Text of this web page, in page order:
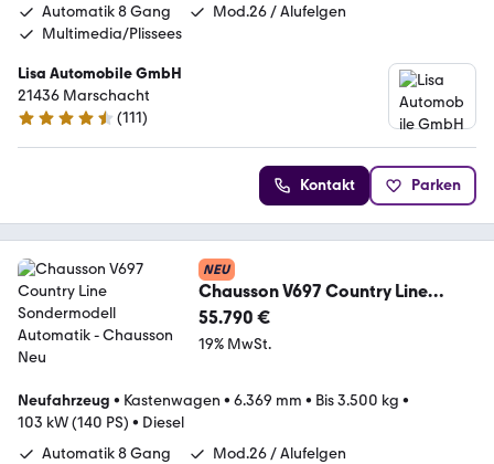
Automatik 8 Gang
Mod.26 / Alufelgen
Multimedia/Plissees
Lisa Automobile GmbH
21436 Marschacht
4.6 Sterne
(111)
Kontakt Parken
NEU
Chausson V697 Country Line
Sondermodell Automatik
55.790 €
19% MwSt.
Neufahrzeug • Kastenwagen • 6.369 mm • Bis 3.500 kg •
103 kW (140 PS) • Diesel
Automatik 8 Gang
Mod.26 / Alufelgen